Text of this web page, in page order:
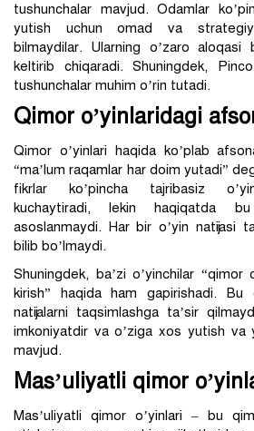
tushunchalar mavjud. Odamlar
yutish uchun omad va
bilmaydilar. Ularning o’zaro aloqasi
keltirib chiqaradi. Shuningdek,
tushunchalar muhim o’rin tutadi.
Qimor o’yinlaridagi
Qimor o’yinlari haqida ko’plab
“ma’lum raqamlar har doim yutadi”
fikrlar ko’pincha tajribasiz
kuchaytiradi, lekin haqiqatda
asoslanmaydi. Har bir o’yin natijasi
bilib bo’lmaydi.
Shuningdek, ba’zi o’yinchilar “qimor
kirish” haqida ham gapirishadi. Bu
natijalarni taqsimlashga ta’sir
imkoniyatdir va o’ziga xos yutish va
mavjud.
Mas’uliyatli qimor
Mas’uliyatli qimor o’yinlari – bu